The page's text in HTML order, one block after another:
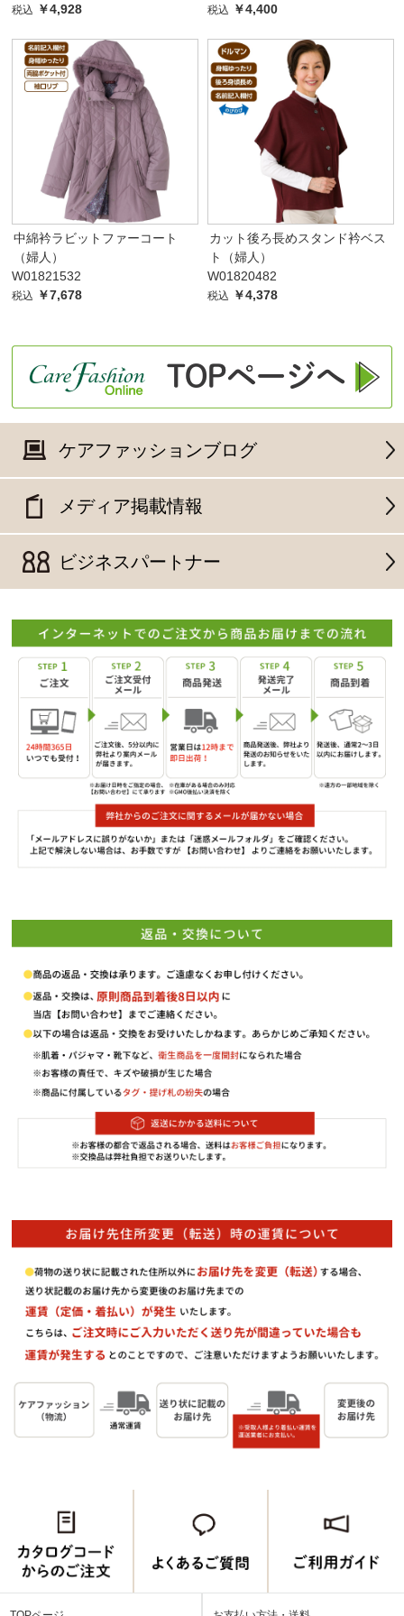
税込 ￥4,928 税込 ￥4,400
中綿衿ラビットファーコート
（婦人）
W01821532
税込 ￥7,678
カット後ろ長めスタンド衿ベス
ト（婦人）
W01820482
税込 ￥4,378
ケアファッションブログ
メディア掲載情報
ビジネスパートナー